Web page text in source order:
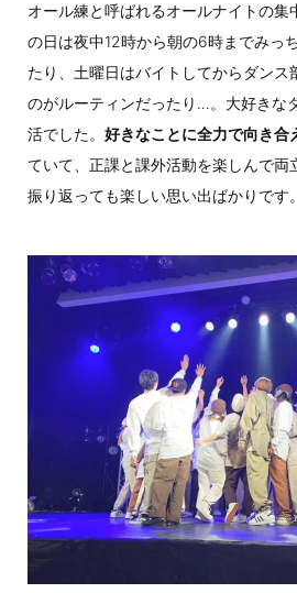
オール練と呼ばれるオールナイトの集
の日は夜中12時から朝の6時までみっ
たり、土曜日はバイトしてからダンス
のがルーティンだったり…。大好きな
活でした。 好きなことに全力で向き合
ていて、正課と課外活動を楽しんで両
振り返っても楽しい思い出ばかりです。